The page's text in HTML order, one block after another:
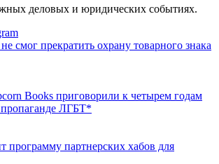
деловых и юридических событиях.
смог прекратить охрану товарного знака
Books приговорили к четырем годам
ЛГБТ*
программу партнерских хабов для